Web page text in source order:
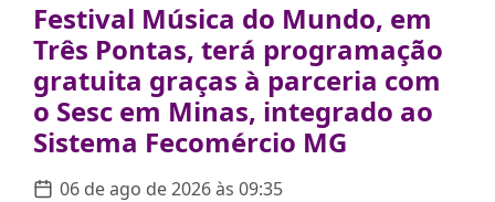
Festival Música do Mundo, em
Três Pontas, terá programação
gratuita graças à parceria com
o Sesc em Minas, integrado ao
Sistema Fecomércio MG
06 de ago de 2026 às 09:35